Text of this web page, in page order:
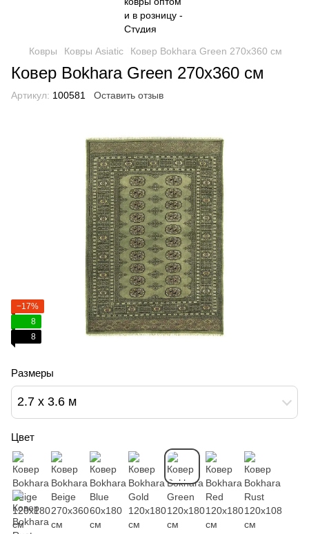
Ковры Ковры Asiatic Ковер Bokhara Green 270х360 см
Ковер Bokhara Green 270х360 см
Артикул: 100581 Оставить отзыв
−17%
8
8
Размеры
2.7 х 3.6 м
Цвет